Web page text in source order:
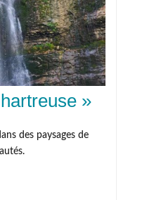
»
des paysages de